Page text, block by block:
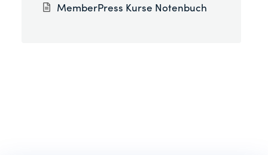
MemberPress Kurse Notenbuch